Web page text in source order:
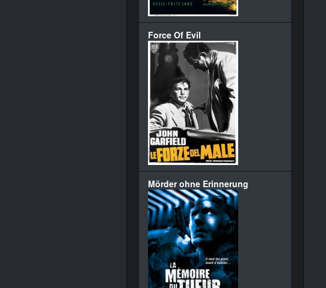
Force Of Evil
Mörder ohne Erinnerung